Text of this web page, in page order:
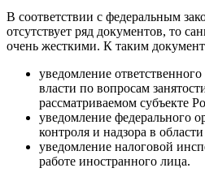
В соответствии с федеральным
отсутствует ряд документов, то
очень жесткими. К таким
уведомление
власти по вопросам
рассматриваемом субъекте
уведомление федерального
контроля и надзора в
уведомление налоговой
работе иностранного лица.